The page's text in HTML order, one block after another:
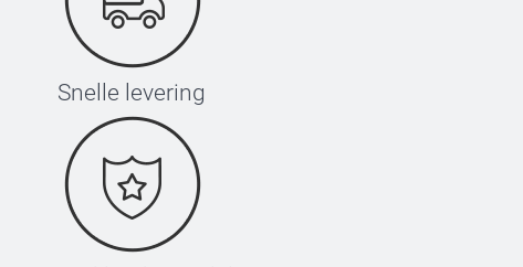
Snelle levering